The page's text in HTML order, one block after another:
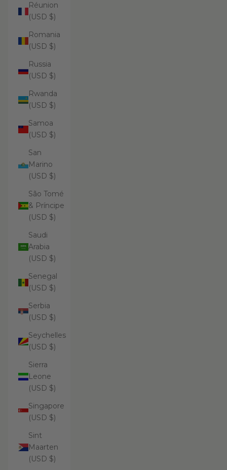
Réunion
(USD $)
Romania
(USD $)
Russia
(USD $)
Rwanda
(USD $)
Samoa
(USD $)
San
Marino
(USD $)
São Tomé
& Príncipe
(USD $)
Saudi
Arabia
(USD $)
Senegal
(USD $)
Serbia
(USD $)
Seychelles
(USD $)
Sierra
Leone
(USD $)
Singapore
(USD $)
Sint
Maarten
(USD $)